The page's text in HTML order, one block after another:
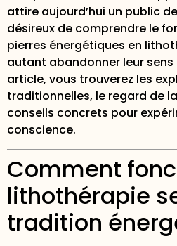
attire aujourd’hui un public
désireux de comprendre le
pierres énergétiques en
autant abandonner leur
article, vous trouverez les
traditionnelles, le regard de
conseils concrets pour
conscience.
Comment
lithothérapie
tradition